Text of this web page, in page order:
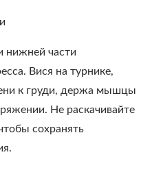
нижней части
Вися на турнике,
к груди, держа мышцы
Не раскачивайте
сохранять